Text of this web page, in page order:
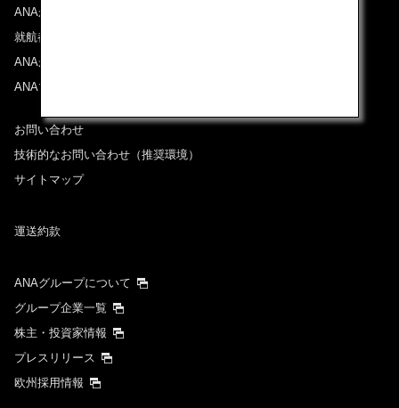
ANAからのお知らせ
就航都市
ANAがお約束する体験
ANAマイレージクラブ
お問い合わせ
技術的なお問い合わせ（推奨環境）
サイトマップ
運送約款
ANAグループについて
グループ企業一覧
株主・投資家情報
プレスリリース
欧州採用情報